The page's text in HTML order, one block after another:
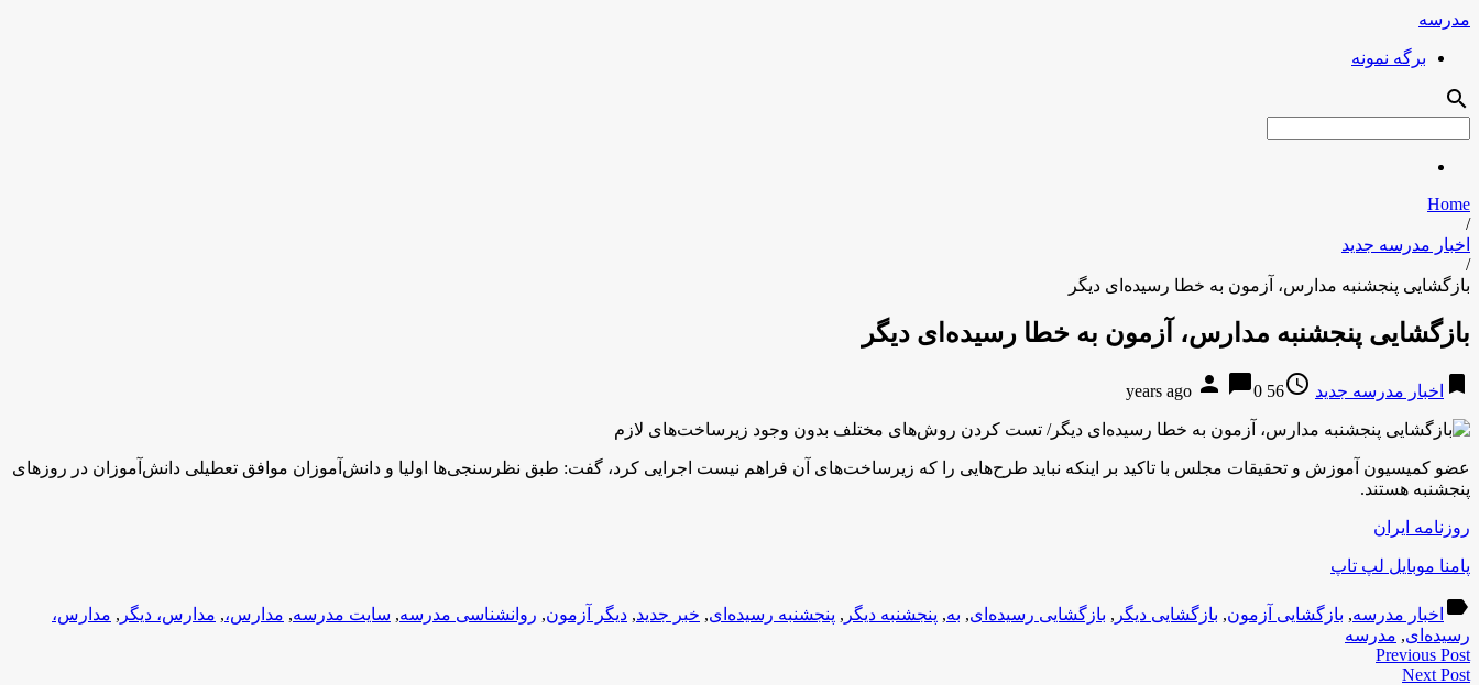
مدرسه
برگه نمونه
search
Home
/
اخبار مدرسه جدید
/
بازگشایی پنجشنبه مدارس، آزمون به خطا رسیده‌ای دیگر
بازگشایی پنجشنبه مدارس، آزمون به خطا رسیده‌ای دیگر
bookmark اخبار مدرسه جدید access_time
56 years ago
person chat_bubble0
عضو کمیسیون آموزش و تحقیقات مجلس با تاکید بر اینکه نباید طرح‌هایی را که زیرساخت‌های آن فراهم نیست اجرایی کرد، گفت: طبق نظرسنجی‌ها اولیا و دانش‌آموزان موافق تعطیلی دانش‌آموزان در روزهای
پنجشنبه هستند.
روزنامه ایران
پامنا موبایل لپ تاپ
label اخبار مدرسه, بازگشایی آزمون, بازگشایی دیگر , بازگشایی رسیده‌ای, به, پنجشنبه دیگر , پنجشنبه رسیده‌ای, خبر جدید, دیگر آزمون, روانشناسی مدرسه, سایت مدرسه, مدارس،, مدارس، دیگر , مدارس،
رسیده‌ای, مدرسه
Previous Post
Next Post